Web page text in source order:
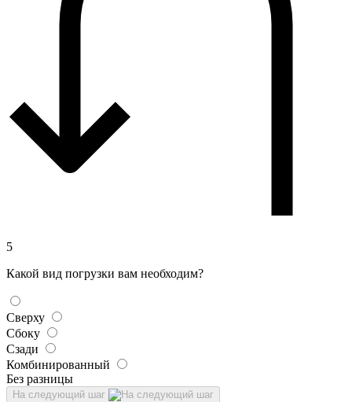
5
Какой вид погрузки вам необходим?
Сверху
Сбоку
Сзади
Комбинированный
Без разницы
На следующий шаг